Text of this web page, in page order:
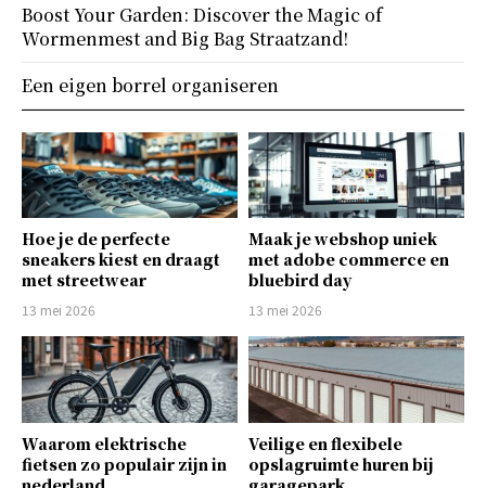
Hoe je de perfecte
sneakers kiest en draagt
met streetwear
13 mei 2026
Maak je webshop uniek
met adobe commerce en
bluebird day
13 mei 2026
Waarom elektrische
fietsen zo populair zijn in
Veilige en flexibele
opslagruimte huren bij
Boost Your Garden: Discover the Magic of
Wormenmest and Big Bag Straatzand!
Een eigen borrel organiseren